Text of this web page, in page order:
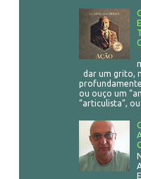
dar um grito,
ou ouço um
“articulista”,